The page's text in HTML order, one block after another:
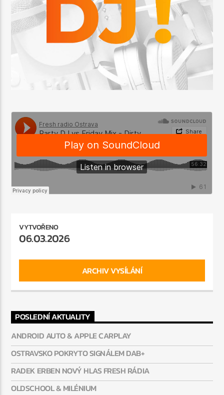
128Kbps MP3
VYTVOŘENO
06.03.2026
ARCHIV VYSÍLÁNÍ
POSLEDNÍ AKTUALITY
ANDROID AUTO & APPLE CARPLAY
OSTRAVSKO POKRYTO SIGNÁLEM DAB+
RADEK ERBEN NOVÝ HLAS FRESH RÁDIA
OLDSCHOOL & MILÉNIUM